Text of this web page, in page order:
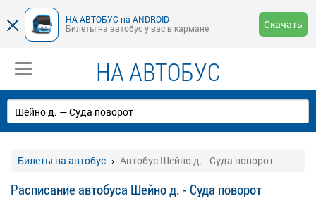
НА-АВТОБУС на ANDROID
Билеты на автобус у вас в кармане
Скачать
НА АВТОБУС
Билеты на автобус Автобус Шейно д. - Суда поворот
Расписание автобуса Шейно д. - Суда поворот